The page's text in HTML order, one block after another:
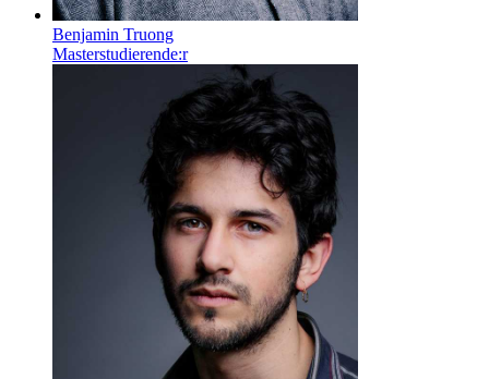
Benjamin Truong
Masterstudierende:r